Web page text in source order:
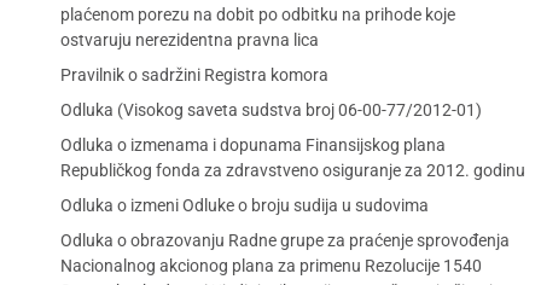
plaćenom porezu na dobit po odbitku na prihode koje
ostvaruju nerezidentna pravna lica
Pravilnik o sadržini Registra komora
Odluka (Visokog saveta sudstva broj 06-00-77/2012-01)
Odluka o izmenama i dopunama Finansijskog plana
Republičkog fonda za zdravstveno osiguranje za 2012. godinu
Odluka o izmeni Odluke o broju sudija u sudovima
Odluka o obrazovanju Radne grupe za praćenje sprovođenja
Nacionalnog akcionog plana za primenu Rezolucije 1540